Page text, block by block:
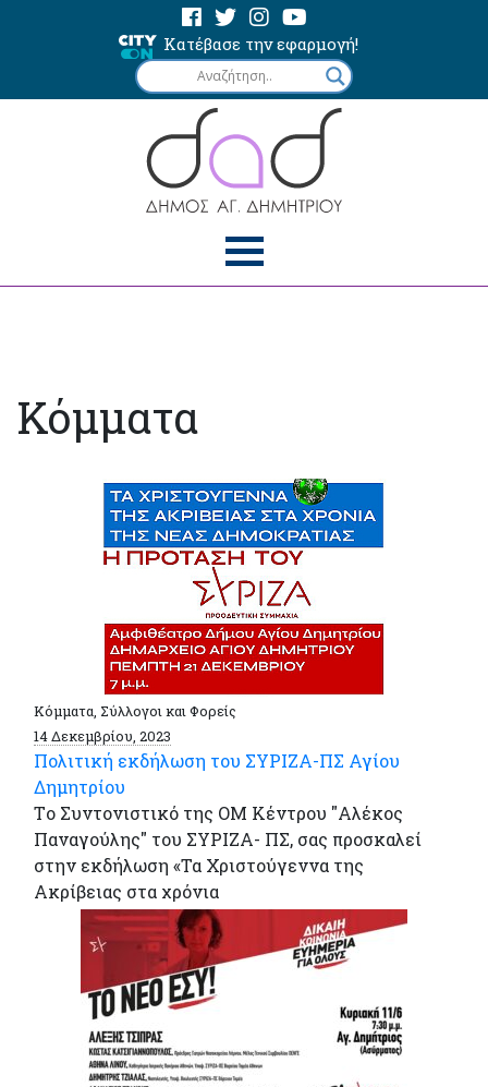
Κατέβασε την εφαρμογή!
Κόμματα
Κόμματα, Σύλλογοι και Φορείς
14 Δεκεμβρίου, 2023
Πολιτική εκδήλωση του ΣΥΡΙΖΑ-ΠΣ Αγίου
Δημητρίου
Tο Συντονιστικό της OM Κέντρου "Αλέκος
Παναγούλης" του ΣΥΡΙΖΑ- ΠΣ, σας προσκαλεί
στην εκδήλωση «Τα Χριστούγεννα της
Ακρίβειας στα χρόνια